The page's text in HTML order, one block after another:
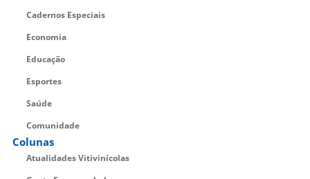
Cadernos Especiais
Economia
Educação
Esportes
Saúde
Comunidade
Colunas
Atualidades Vitivinícolas